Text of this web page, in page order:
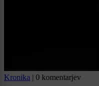
Kronika | 0 komentarjev